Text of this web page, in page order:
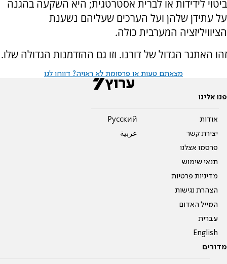
ביטוי לידידות או לברית אסטרטגית; היא השקעה בהגנה
על עתידן שלהן ועל הערכים שעליהם נשענת
הציוויליזציה המערבית כולה.
זהו האתגר הגדול של דורנו. וזו גם ההזדמנות הגדולה שלו.
מצאתם טעות או פרסומת לא ראויה? דווחו לנו
פנו אלינו
אודות
יצירת קשר
פרסמו אצלנו
תנאי שימוש
מדיניות פרטיות
הצהרת נגישות
המייל האדום
עברית
English
Pусский
عربية
מדורים